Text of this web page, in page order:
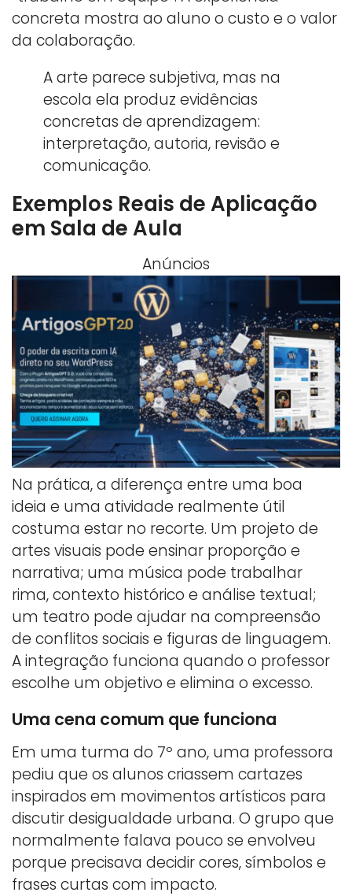
concreta mostra ao aluno o custo e o valor
da colaboração.
A arte parece subjetiva, mas na
escola ela produz evidências
concretas de aprendizagem:
interpretação, autoria, revisão e
comunicação.
Exemplos Reais de Aplicação
em Sala de Aula
Anúncios
Na prática, a diferença entre uma boa
ideia e uma atividade realmente útil
costuma estar no recorte. Um projeto de
artes visuais pode ensinar proporção e
narrativa; uma música pode trabalhar
rima, contexto histórico e análise textual;
um teatro pode ajudar na compreensão
de conflitos sociais e figuras de linguagem.
A integração funciona quando o professor
escolhe um objetivo e elimina o excesso.
Uma cena comum que funciona
Em uma turma do 7º ano, uma professora
pediu que os alunos criassem cartazes
inspirados em movimentos artísticos para
discutir desigualdade urbana. O grupo que
normalmente falava pouco se envolveu
porque precisava decidir cores, símbolos e
frases curtas com impacto.